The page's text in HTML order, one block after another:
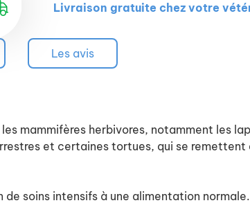
Livraison gratuite chez votre
Les avis
mammifères herbivores, notamment les
et certaines tortues, qui se remettent
soins intensifs à une alimentation